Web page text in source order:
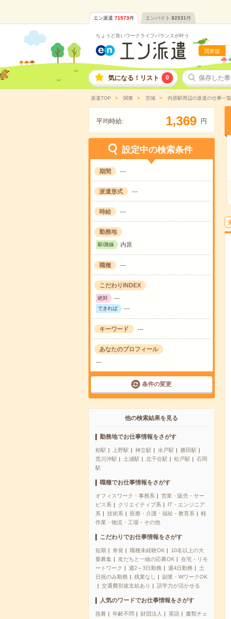
エン派遣 71573件 エンバイト 82531件
ちょうど良いワークライフバランスが叶う
関東版
気になる！リスト 0 保存した
派遣TOP 関東 茨城 内原駅周辺の派遣の仕事一覧
平均時給: 1,369 円
設定中の検索条件
期間 ---
派遣形式 ---
時給 ---
勤務地
駅/路線 内原
職種 ---
こだわりINDEX
絶対 ---
できれば ---
キーワード ---
あなたのプロフィール
---
条件の変更
他の検索結果を見る
勤務地でお仕事情報をさがす
柏駅 上野駅 神立駅 水戸駅
勝田駅
荒川沖駅
土浦駅 北千住駅 松戸駅
石岡
駅
職種でお仕事情報をさがす
オフィスワーク・事務系
営業・販売・サー
ビス系
クリエイティブ系
IT・エンジニア
系
技術系 医療・介護・福祉・教育系
軽
作業・物流・工場・その他
こだわりでお仕事情報をさがす
短期 単発 職種未経験OK
10名以上の大
量募集
友だちと一緒の応募OK
在宅・リモ
ートワーク
週2～3日勤務 週4日勤務
土
日祝のみ勤務
残業なし
副業・WワークOK
交通費別途支給あり
語学力が活かせる
人気のワードでお仕事情報をさがす
急募 年齢不問 財団法人 英語
書類チェ